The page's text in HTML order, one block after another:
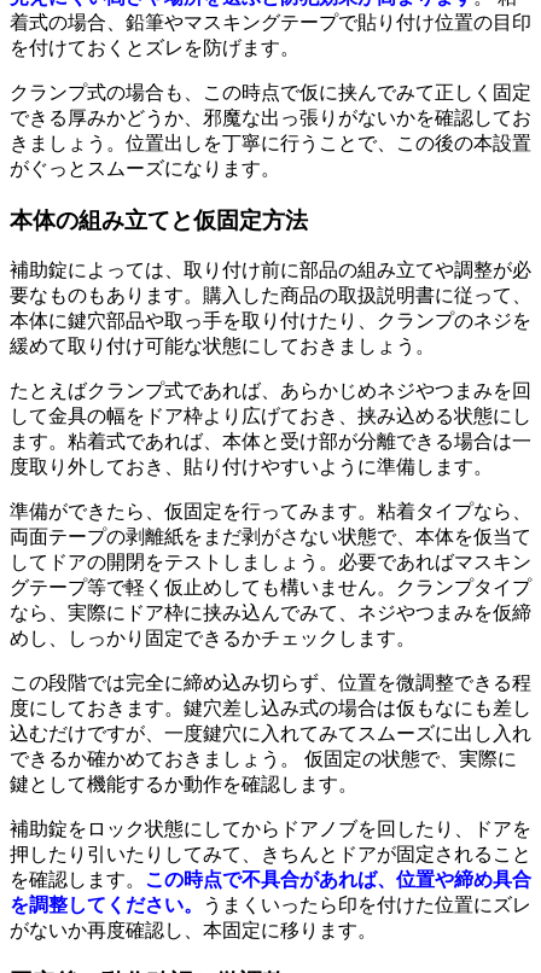
着式の場合、鉛筆やマスキングテープで貼り付け位置の目印
を付けておくとズレを防げます。
クランプ式の場合も、この時点で仮に挟んでみて正しく固定
できる厚みかどうか、邪魔な出っ張りがないかを確認してお
きましょう。位置出しを丁寧に行うことで、この後の本設置
がぐっとスムーズになります。
本体の組み立てと仮固定方法
補助錠によっては、取り付け前に部品の組み立てや調整が必
要なものもあります。購入した商品の取扱説明書に従って、
本体に鍵穴部品や取っ手を取り付けたり、クランプのネジを
緩めて取り付け可能な状態にしておきましょう。
たとえばクランプ式であれば、あらかじめネジやつまみを回
して金具の幅をドア枠より広げておき、挟み込める状態にし
ます。粘着式であれば、本体と受け部が分離できる場合は一
度取り外しておき、貼り付けやすいように準備します。
準備ができたら、仮固定を行ってみます。粘着タイプなら、
両面テープの剥離紙をまだ剥がさない状態で、本体を仮当て
してドアの開閉をテストしましょう。必要であればマスキン
グテープ等で軽く仮止めしても構いません。クランプタイプ
なら、実際にドア枠に挟み込んでみて、ネジやつまみを仮締
めし、しっかり固定できるかチェックします。
この段階では完全に締め込み切らず、位置を微調整できる程
度にしておきます。鍵穴差し込み式の場合は仮もなにも差し
込むだけですが、一度鍵穴に入れてみてスムーズに出し入れ
できるか確かめておきましょう。 仮固定の状態で、実際に
鍵として機能するか動作を確認します。
補助錠をロック状態にしてからドアノブを回したり、ドアを
押したり引いたりしてみて、きちんとドアが固定されること
を確認します。 この時点で不具合があれば、位置や締め具合
を調整してください。
うまくいったら印を付けた位置にズレ
がないか再度確認し、本固定に移ります。